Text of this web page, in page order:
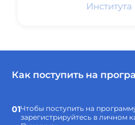
Как поступить на
01Чтобы поступить на
зарегистрируйтесь в личном